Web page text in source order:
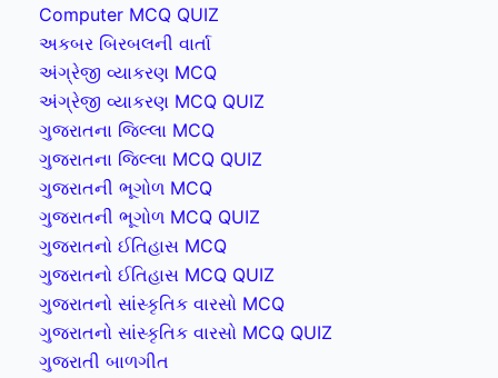
Computer MCQ QUIZ
અકબર બિરબલની વાર્તા
અંગ્રેજી વ્યાકરણ MCQ
અંગ્રેજી વ્યાકરણ MCQ QUIZ
ગુજરાતના જિલ્લા MCQ
ગુજરાતના જિલ્લા MCQ QUIZ
ગુજરાતની ભૂગોળ MCQ
ગુજરાતની ભૂગોળ MCQ QUIZ
ગુજરાતનો ઈતિહાસ MCQ
ગુજરાતનો ઈતિહાસ MCQ QUIZ
ગુજરાતનો સાંસ્કૃતિક વારસો MCQ
ગુજરાતનો સાંસ્કૃતિક વારસો MCQ QUIZ
ગુજરાતી બાળગીત